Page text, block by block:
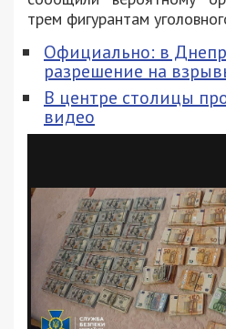
трем фигурантам
Официально: в
разрешение на
В центре столицы
видео